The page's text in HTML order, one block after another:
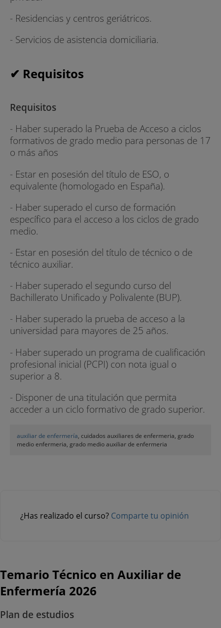
- Residencias y centros geriátricos.
- Servicios de asistencia domiciliaria.
✔ Requisitos
Requisitos
- Haber superado la Prueba de Acceso a ciclos
formativos de grado medio para personas de 17
o más años
- Estar en posesión del título de ESO, o
equivalente (homologado en España).
- Haber superado el curso de formación
específico para el acceso a los ciclos de grado
medio.
- Estar en posesión del título de técnico o de
técnico auxiliar.
- Haber superado el segundo curso del
Bachillerato Unificado y Polivalente (BUP).
- Haber superado la prueba de acceso a la
universidad para mayores de 25 años.
- Haber superado un programa de cualificación
profesional inicial (PCPI) con nota igual o
superior a 8.
- Disponer de una titulación que permita
acceder a un ciclo formativo de grado superior.
auxiliar de enfermería, cuidados auxiliares de enfermeria, grado
medio enfermeria, grado medio auxiliar de enfermeria
¿Has realizado el curso? Comparte tu opinión
Temario Técnico en Auxiliar de
Enfermería 2026
Plan de estudios